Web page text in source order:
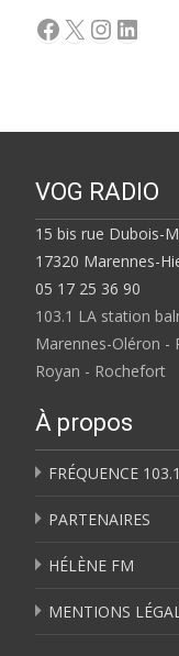
Facebook
X
VOG RADIO
15 bis rue Dubois-
17320 Marennes-
05 17 25 36 90
103.1 LA station
Marennes-Oléron -
Royan - Rochefort
À propos
FRÉQUENCE 103.1
PARTENAIRES
HÉLÈNE FM
MENTIONS